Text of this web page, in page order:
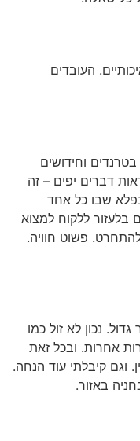
העובדים
וחידושים
דברים יפים – זה
שבו כל אחד
ללקוח למצוא
פשוט חוויה.
נכון לא זול כמו
אחרות. ובכל זאת
וגם קיבלתי עוד הנחה.
באזור.